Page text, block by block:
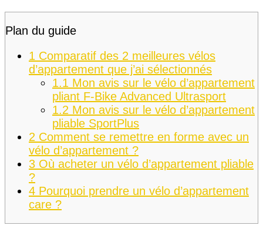
Plan du guide
1 Comparatif des 2 meilleures vélos
d’appartement que j’ai sélectionnés
1.1 Mon avis sur le vélo d’appartement
pliant F-Bike Advanced Ultrasport
1.2 Mon avis sur le vélo d’appartement
pliable SportPlus
2 Comment se remettre en forme avec un
vélo d’appartement ?
3 Où acheter un vélo d’appartement pliable
?
4 Pourquoi prendre un vélo d’appartement
care ?